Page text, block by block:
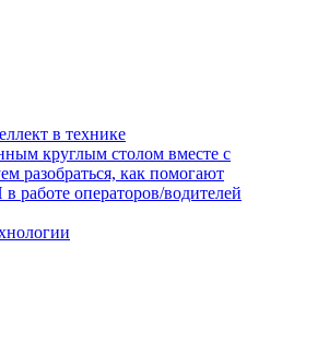
в технике
круглым столом вместе с
разобраться, как помогают
работе операторов/водителей